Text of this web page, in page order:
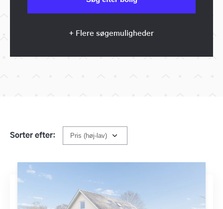
+ Flere søgemuligheder
Sorter efter: